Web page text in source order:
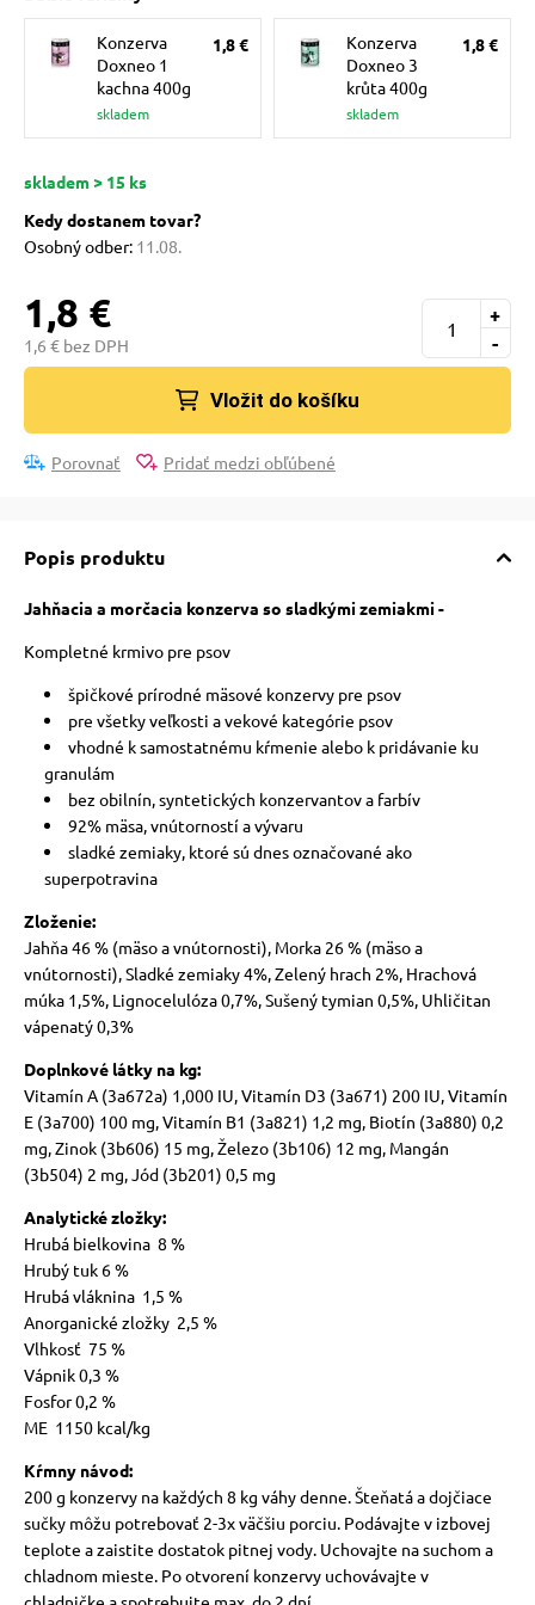
mačky
podložky
poukazy
Konzerva
Doxneo 1
kachna 400g
skladem
1,8 €
Konzerva
Doxneo 3
krůta 400g
skladem
1,8 €
skladem > 15 ks
Kedy dostanem tovar?
Osobný odber: 11.08.
1,8 €
1,6 € bez DPH -
+
Vložit do košíku
Porovnať Pridať medzi obľúbené
Popis produktu
Jahňacia a morčacia konzerva so sladkými zemiakmi -
Kompletné krmivo pre psov
špičkové prírodné mäsové konzervy pre psov
pre všetky veľkosti a vekové kategórie psov
vhodné k samostatnému kŕmenie alebo k pridávanie ku
granulám
bez obilnín, syntetických konzervantov a farbív
92% mäsa, vnútorností a vývaru
sladké zemiaky, ktoré sú dnes označované ako
superpotravina
Zloženie:
Jahňa 46 % (mäso a vnútornosti), Morka 26 % (mäso a
vnútornosti),Sladké zemiaky 4%, Zelený hrach 2%, Hrachová
múka 1,5%, Lignocelulóza 0,7%, Sušený tymian 0,5%, Uhličitan
vápenatý 0,3%
Doplnkové látky na kg:
Vitamín A (3a672a) 1,000 IU, Vitamín D3 (3a671) 200 IU, Vitamín
E (3a700) 100 mg, Vitamín B1 (3a821) 1,2 mg, Biotín (3a880) 0,2
mg, Zinok (3b606) 15 mg, Železo (3b106) 12 mg, Mangán
(3b504) 2 mg, Jód (3b201) 0,5 mg
Analytické zložky:
Hrubá bielkovina 8 %
Hrubý tuk 6 %
Hrubá vláknina 1,5 %
Anorganické zložky 2,5 %
Vlhkosť 75 %
Vápnik 0,3 %
Fosfor 0,2 %
ME 1150 kcal/kg
Kŕmny návod:
200 g konzervy na každých 8 kg váhy denne. Šteňatá a dojčiace
sučky môžu potrebovať 2-3x väčšiu porciu. Podávajte v izbovej
teplote a zaistite dostatok pitnej vody. Uchovajte na suchom a
chladnom mieste. Po otvorení konzervy uchovávajte v